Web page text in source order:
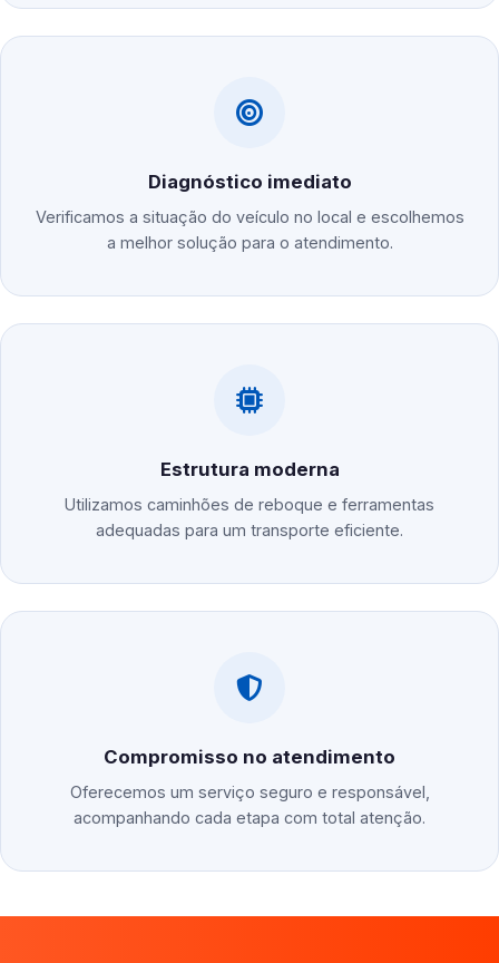
Diagnóstico imediato
Verificamos a situação do veículo no local e escolhemos
a melhor solução para o atendimento.
Estrutura moderna
Utilizamos caminhões de reboque e ferramentas
adequadas para um transporte eficiente.
Compromisso no atendimento
Oferecemos um serviço seguro e responsável,
acompanhando cada etapa com total atenção.